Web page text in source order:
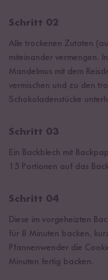
Schritt 02
Alle trockenen Zutaten
miteinander vermengen.
Mandelmus mit dem
vermischen und zu den
Schokoladenstücke
Schritt 03
Ein Backblech mit
15 Portionen auf das
Schritt 04
Diese im vorgeheizten
für 8 Minuten backen,
Pfannenwender die
Minuten fertig backen.